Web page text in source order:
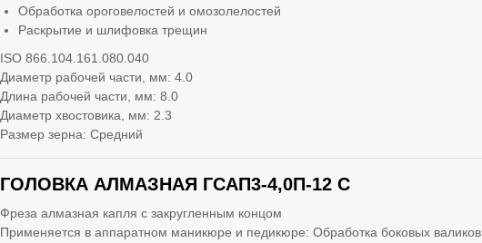
Обработка ороговелостей и омозолелостей
Раскрытие и шлифовка трещин
ISO 866.104.161.080.040
Диаметр рабочей части, мм: 4.0
Длина рабочей части, мм: 8.0
Диаметр хвостовика, мм: 2.3
Размер зерна: Средний
ГОЛОВКА АЛМАЗНАЯ ГСАП3-4,0П-12 С
Фреза алмазная капля с закругленным концом
Применяется в аппаратном маникюре и педикюре: Обработка боковых валиков